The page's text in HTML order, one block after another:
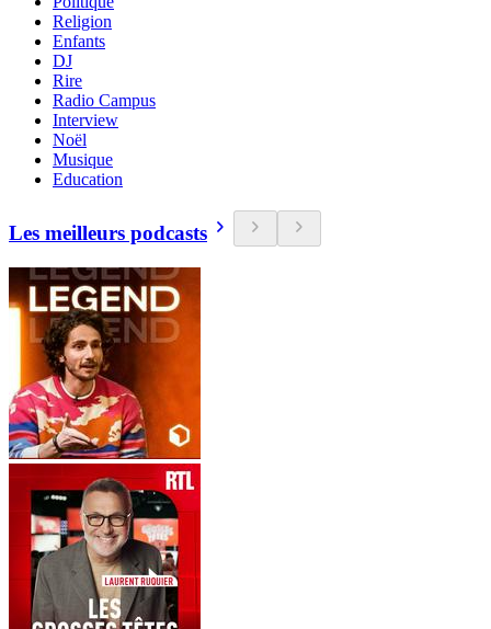
Religion
Enfants
DJ
Rire
Radio Campus
Interview
Noël
Musique
Education
Les meilleurs podcasts